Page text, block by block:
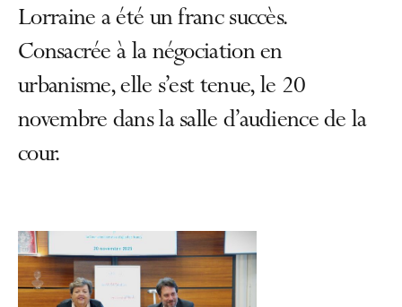
Lorraine a été un franc succès.
Consacrée à la négociation en
urbanisme, elle s’est tenue, le 20
novembre dans la salle d’audience de la
cour.